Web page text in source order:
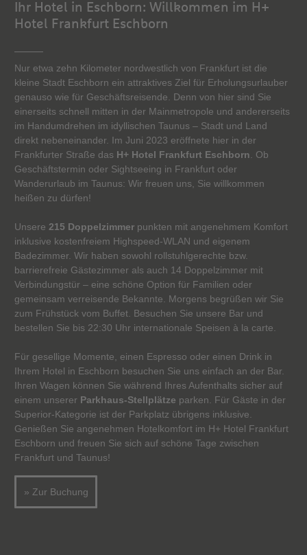
Ihr Hotel in Eschborn: Willkommen im H+
Hotel Frankfurt Eschborn
Nur etwa zehn Kilometer nordwestlich von Frankfurt ist die
kleine Stadt Eschborn ein attraktives Ziel für Erholungsurlauber
genauso wie für Geschäftsreisende. Denn von hier sind Sie
einerseits schnell mitten in der Mainmetropole und andererseits
im Handumdrehen im idyllischen Taunus – Stadt und Land
direkt nebeneinander. Im Juni 2023 eröffnete hier in der
Frankfurter Straße das H+ Hotel Frankfurt Eschborn . Ob
Geschäftstermin oder Sightseeing in Frankfurt oder
Wanderurlaub im Taunus: Wir freuen uns, Sie willkommen
heißen zu dürfen!
Unsere 215 Doppelzimmer punkten mit angenehmem Komfort
inklusive kostenfreiem Highspeed-WLAN und eigenem
Badezimmer. Wir haben sowohl rollstuhlgerechte bzw.
barrierefreie Gästezimmer als auch 14 Doppelzimmer mit
Verbindungstür – eine schöne Option für Familien oder
gemeinsam verreisende Bekannte. Morgens begrüßen wir Sie
zum Frühstück vom Buffet. Besuchen Sie unsere Bar und
bestellen Sie bis 22:30 Uhr internationale Speisen à la carte.
Für gesellige Momente, einen Espresso oder einen Drink in
Ihrem Hotel in Eschborn besuchen Sie uns einfach an der Bar.
Ihren Wagen können Sie während Ihres Aufenthalts sicher auf
einem unserer Parkhaus-Stellplätze parken. Für Gäste in der
Superior-Kategorie ist der Parkplatz übrigens inklusive.
Genießen Sie angenehmen Hotelkomfort im H+ Hotel Frankfurt
Eschborn und freuen Sie sich auf schöne Tage zwischen
Frankfurt und Taunus!
» Zur Buchung